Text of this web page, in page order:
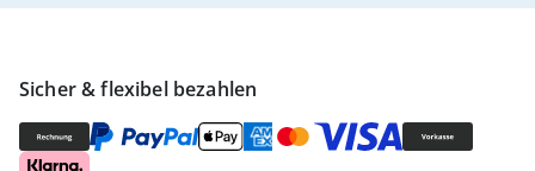
Sicher & flexibel bezahlen